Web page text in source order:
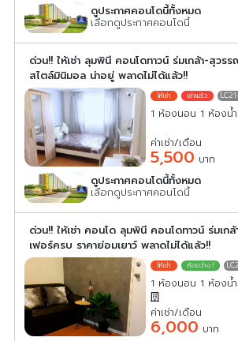
ดูประกาศคอนโดนี้ทั้งหมด
เลือกดูประกาศคอนโดนี้
ด่วน!! ให้เช่า ลุมพินี คอนโดทาวน์ ร่มเกล้า-สุว
สไตล์มินิมอล น่าอยู่ พลาดไม่ได้แล้ว!!
1 ห้องนอน 1 ห้องน้
ค่าเช่า/เดือน
5,500 บาท
ดูประกาศคอนโดนี้ทั้งหมด
เลือกดูประกาศคอนโดนี้
ด่วน!! ให้เช่า คอนโด ลุมพินี คอนโดทาวน์ ร่มเก
เฟอร์ครบ ราคาย่อมเยาว์ พลาดไม่ได้แล้ว!!
1 ห้องนอน 1 ห้องน้
ค่าเช่า/เดือน
6,000 บาท